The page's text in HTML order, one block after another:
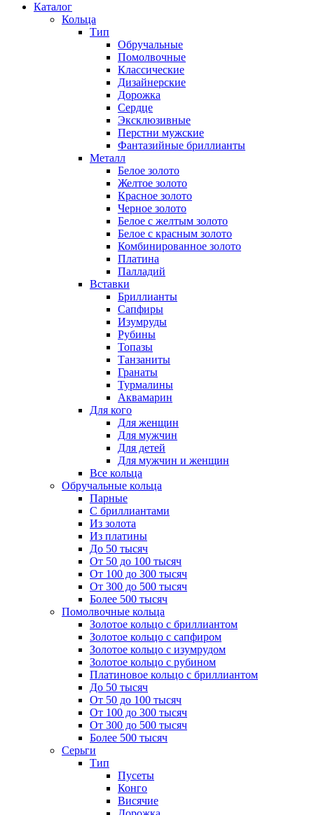
Каталог
Кольца
Тип
Обручальные
Помолвочные
Классические
Дизайнерские
Дорожка
Сердце
Эксклюзивные
Перстни мужские
Фантазийные бриллианты
Металл
Белое золото
Желтое золото
Красное золото
Черное золото
Белое с желтым золото
Белое с красным золото
Комбинированное золото
Платина
Палладий
Вставки
Бриллианты
Сапфиры
Изумруды
Рубины
Топазы
Танзаниты
Гранаты
Турмалины
Аквамарин
Для кого
Для женщин
Для мужчин
Для детей
Для мужчин и женщин
Все кольца
Обручальные кольца
Парные
С бриллиантами
Из золота
Из платины
До 50 тысяч
От 50 до 100 тысяч
От 100 до 300 тысяч
От 300 до 500 тысяч
Более 500 тысяч
Помолвочные кольца
Золотое кольцо с бриллиантом
Золотое кольцо с сапфиром
Золотое кольцо с изумрудом
Золотое кольцо с рубином
Платиновое кольцо с бриллиантом
До 50 тысяч
От 50 до 100 тысяч
От 100 до 300 тысяч
От 300 до 500 тысяч
Более 500 тысяч
Серьги
Тип
Пусеты
Конго
Висячие